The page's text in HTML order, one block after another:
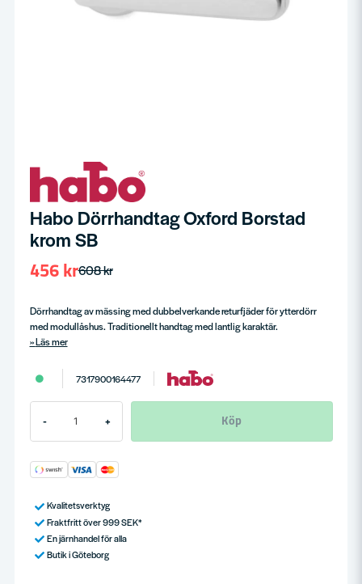
Habo Dörrhandtag Oxford Borstad
krom SB
608 kr
456 kr
Dörrhandtag av mässing med dubbelverkande returfjäder för ytterdörr
med modullåshus. Traditionellt handtag med lantlig karaktär.
Läs mer
7317900164477
- + Köp
Kvalitetsverktyg
Fraktfritt över 999 SEK*
En järnhandel för alla
Butik i Göteborg